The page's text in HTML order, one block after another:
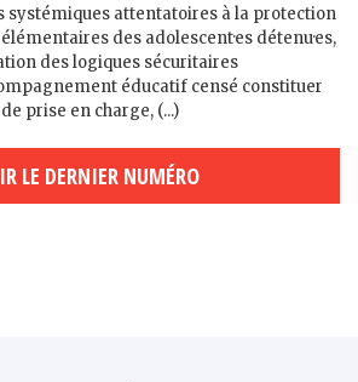
attentatoires à la protection
des adolescent·es détenu·es,
des logiques sécuritaires
éducatif censé constituer
prise en charge, (...)
LE DERNIER NUMÉRO